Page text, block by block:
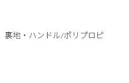
裏地・ハンドル/ポリプロピ